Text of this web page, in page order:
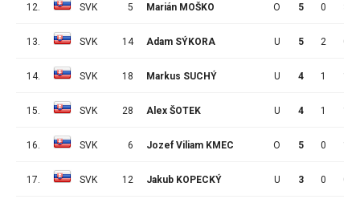
12. SVK 5 Marián MOŠKO O 5 0
13. SVK 14 Adam SÝKORA U 5 2 0
14. SVK 18 Markus SUCHÝ U 4 1
15. SVK 28 Alex ŠOTEK U 4 1
16. SVK 6 Jozef Viliam KMEC O 5 0
17. SVK 12 Jakub KOPECKÝ U 3 0 0